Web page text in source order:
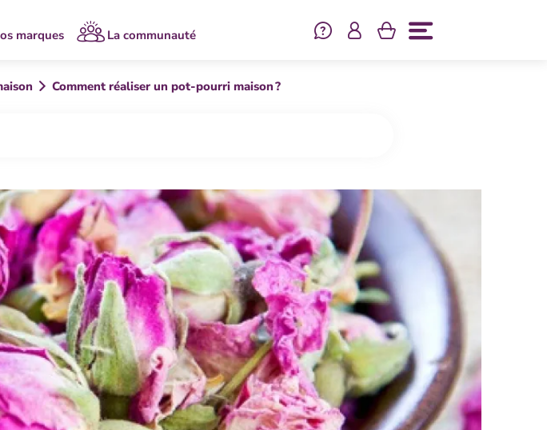
marques La communauté Se connecter
Menu
Comment réaliser un pot-pourri maison ?